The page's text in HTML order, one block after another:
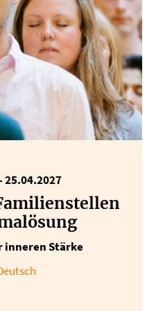
25.04.2027
inneren Stärke